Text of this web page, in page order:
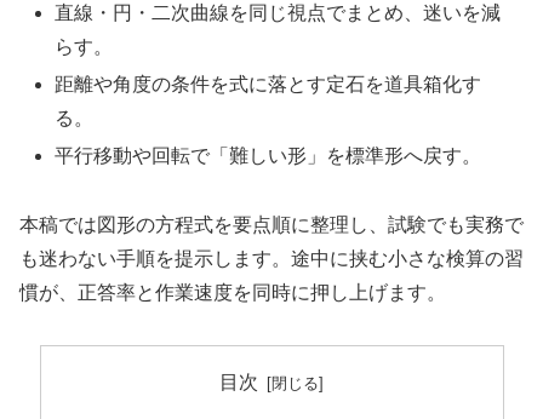
直線・円・二次曲線を同じ視点でまとめ、迷いを減
らす。
距離や角度の条件を式に落とす定石を道具箱化す
る。
平行移動や回転で「難しい形」を標準形へ戻す。
本稿では図形の方程式を要点順に整理し、試験でも実務で
も迷わない手順を提示します。途中に挟む小さな検算の習
慣が、正答率と作業速度を同時に押し上げます。
目次